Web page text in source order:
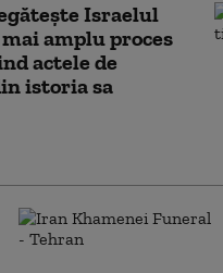
Israelul
amplu proces
actele de
istoria sa